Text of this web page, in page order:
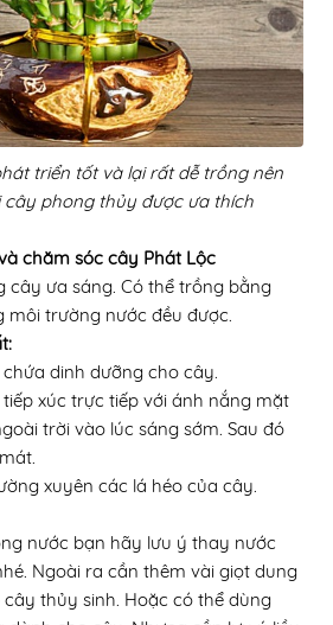
triển tốt và lại rất dễ trồng nên
cây phong thủy được ưa thích
chăm sóc cây Phát Lộc
cây ưa sáng. Có thể trồng bằng
trường nước đều được.
dinh dưỡng cho cây.
xúc trực tiếp với ánh nắng mặt
trời vào lúc sáng sớm. Sau đó
xuyên các lá héo của cây.
nước bạn hãy lưu ý thay nước
Ngoài ra cần thêm vài giọt dung
thủy sinh. Hoặc có thể dùng